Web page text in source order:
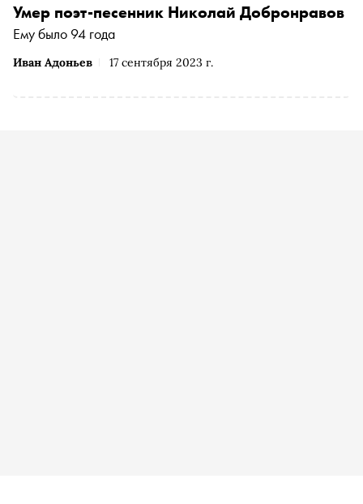
Иван Адоньев 17 сентября 2023 г.
Умер поэт-песенник Николай Добронравов
Ему было 94 года